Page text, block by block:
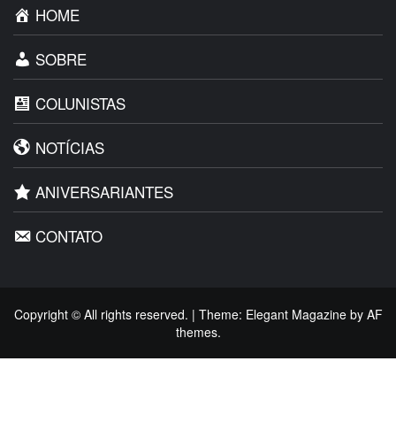
HOME
SOBRE
COLUNISTAS
NOTÍCIAS
ANIVERSARIANTES
CONTATO
Copyright © All rights reserved. | Theme: Elegant Magazineby AF
themes.